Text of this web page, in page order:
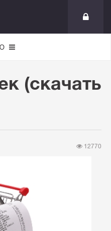
(скачать
12770